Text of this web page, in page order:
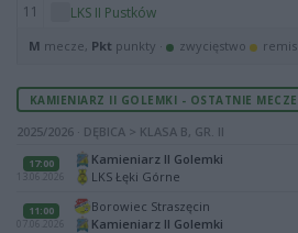
11
LKS II Pustków
M mecze, Pkt punkty · zwycięstwo remis
KAMIENIARZ II GOLEMKI - OSTATNIE MECZE
2025/2026 · DĘBICA > KLASA B, GR. II
17:00
13.06.2026
Kamieniarz II Golemki
LKS Łęki Górne
11:00
07.06.2026
Borowiec Straszęcin
Kamieniarz II Golemki